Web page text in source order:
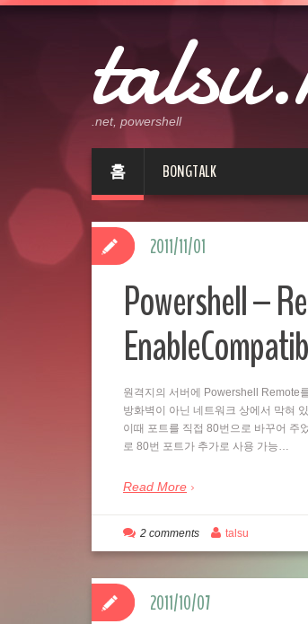
.net, powershell
홈 BONGTALK
Powershell –
원격지의 서버에 Powershell Remote
방화벽이 아닌 네트워크 상에서 막혀
이때 포트를 직접 80번으로 바꾸어
로 80번 포트가 추가로 사용 가능…
Read More
2011/11/01
2 comments talsu
2011/10/07